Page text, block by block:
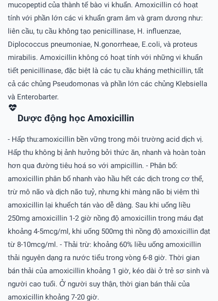
mucopeptid của thành tế bào vi khuẩn. Amoxicillin có hoạt
tính với phần lớn các vi khuẩn gram âm và gram dương như:
liên cầu, tụ cầu không tạo penicillinase, H. influenzae,
Diplococcus pneumoniae, N.gonorrheae, E.coli, và proteus
mirabilis. Amoxicillin không có hoạt tính với những vi khuẩn
tiết penicillinase, đặc biệt là các tụ cầu kháng methicillin, tất
cả các chủng Pseudomonas và phần lớn các chủng Klebsiella
và Enterobarter.
Dược động học Amoxicillin
- Hấp thu:amoxicillin bền vững trong môi trường acid dịch vị.
Hấp thu không bị ảnh hưởng bởi thức ăn, nhanh và hoàn toàn
hơn qua đường tiêu hoá so với ampicillin. - Phân bố:
amoxicillin phân bố nhanh vào hầu hết các dịch trong cơ thể,
trừ mô não và dịch não tuỷ, nhưng khi màng não bị viêm thì
amoxicillin lại khuếch tán vào dễ dàng. Sau khi uống liều
250mg amoxicillin 1-2 giờ nồng độ amoxicillin trong máu đạt
khoảng 4-5mcg/ml, khi uống 500mg thì nồng độ amoxicillin đạt
từ 8-10mcg/ml. - Thải trừ: khoảng 60% liều uống amoxicillin
thải nguyên dạng ra nước tiểu trong vòng 6-8 giờ. Thời gian
bán thải của amoxicillin khoảng 1 giờ, kéo dài ở trẻ sơ sinh và
người cao tuổi. Ở người suy thận, thời gian bán thải của
amoxicillin khoảng 7-20 giờ.